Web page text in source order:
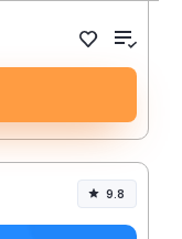
9.8